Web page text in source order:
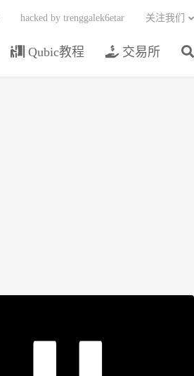
Qubic教程 交易所
hacked by trenggalek6etar 关注我们